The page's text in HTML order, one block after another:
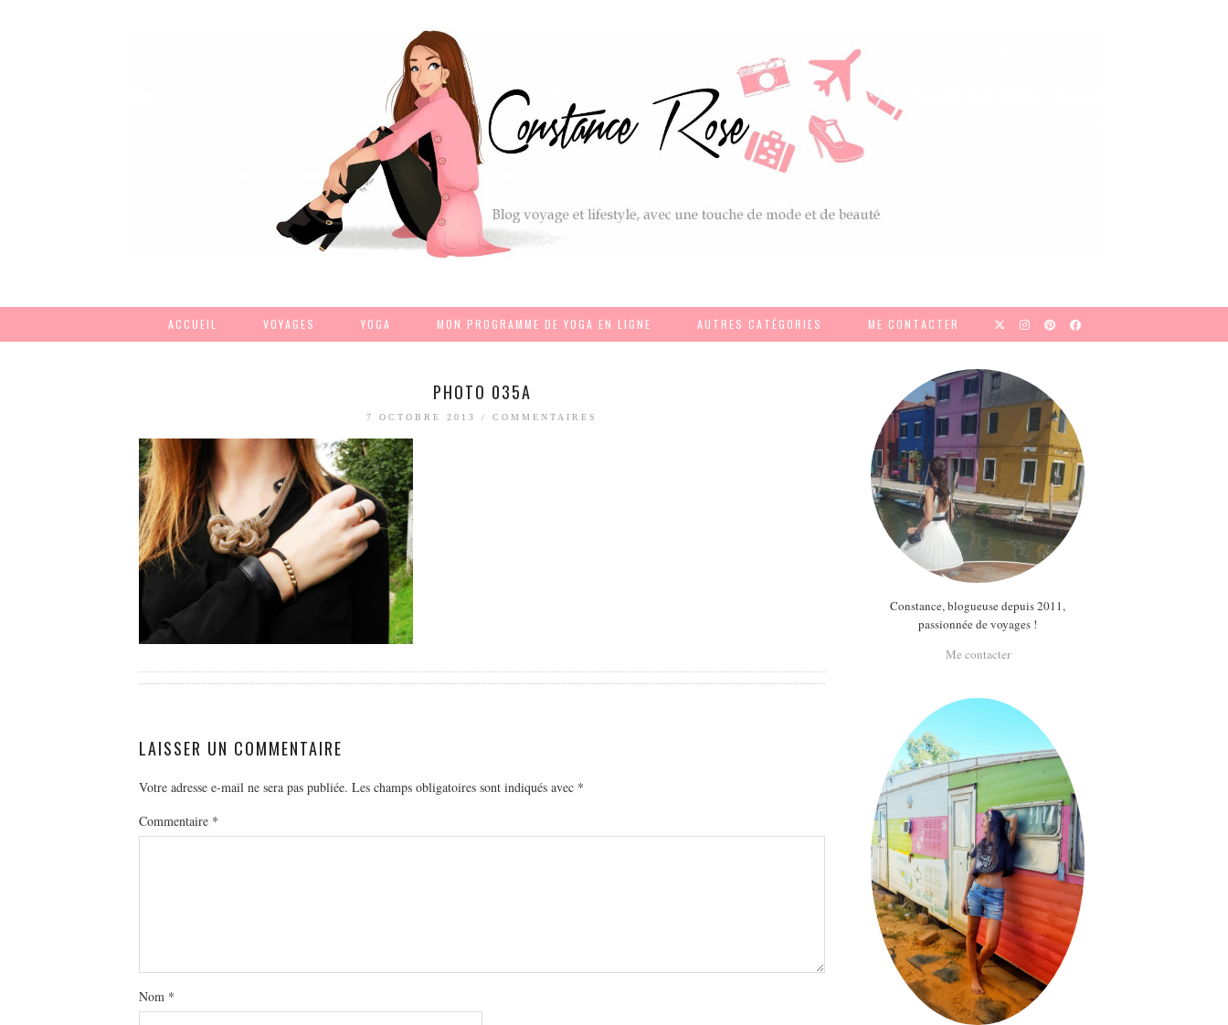
ACCUEIL VOYAGES YOGA MON PROGRAMME DE YOGA EN LIGNE AUTRES CATÉGORIES ME CONTACTER
PHOTO 035A
7 OCTOBRE 2013 /COMMENTAIRES
LAISSER UN COMMENTAIRE
Votre adresse e-mail ne sera pas publiée. Les champs obligatoires sont indiqués avec *
Commentaire *
Nom *
Constance, blogueuse depuis 2011,
passionnée de voyages !
Me contacter